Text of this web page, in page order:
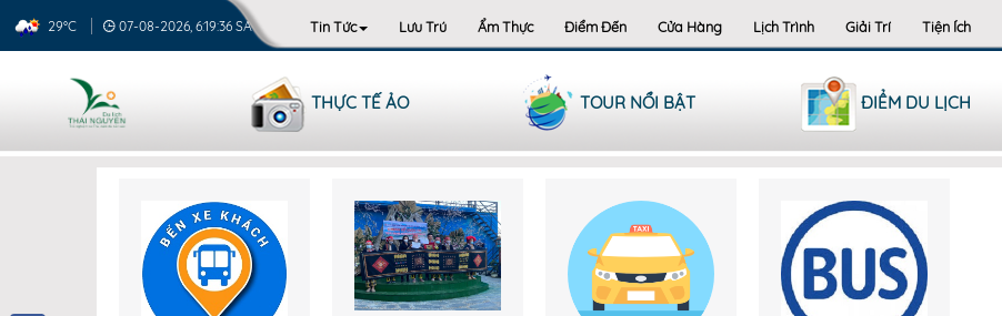
29°C 07-08-2026, 6:19:36 SA Tin Tức Lưu Trú Ẩm Thực Điểm Đến Cửa Hàng Lịch Trình Giải Trí Tiện Ích
THỰC TẾ ẢO TOUR NỔI BẬT ĐIỂM DU LỊCH